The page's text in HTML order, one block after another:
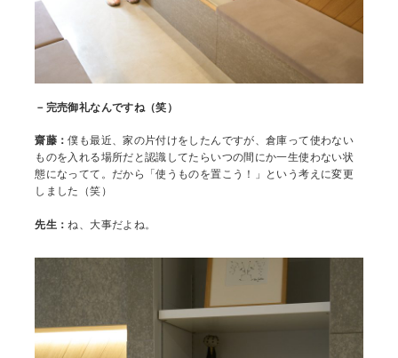
－完売御礼なんですね（笑）
齋藤：僕も最近、家の片付けをしたんですが、倉庫って使わない
ものを入れる場所だと認識してたらいつの間にか一生使わない状
態になってて。だから「使うものを置こう！」という考えに変更
しました（笑）
先生：ね、大事だよね。